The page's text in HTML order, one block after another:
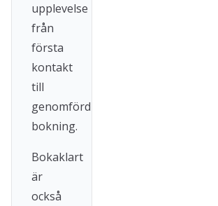
upplevelse
från
första
kontakt
till
genomförd
bokning.
Bokaklart
är
också